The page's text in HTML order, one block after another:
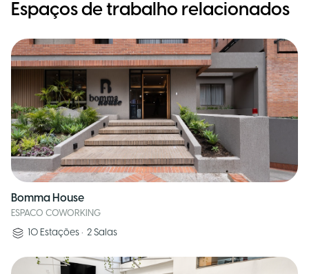
Espaços de trabalho relacionados
Bomma House
ESPACO COWORKING
10 Estações • 2 Salas